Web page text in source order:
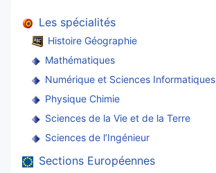
Les spécialités
Histoire Géographie
Mathématiques
Numérique et Sciences Informatiques
Physique Chimie
Sciences de la Vie et de la Terre
Sciences de l’Ingénieur
Sections Européennes